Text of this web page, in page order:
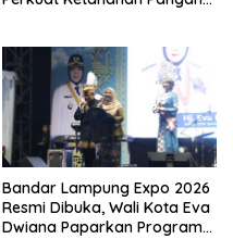
Bandar Lampung Expo 2026
Resmi Dibuka, Wali Kota Eva
Dwiana Paparkan Program